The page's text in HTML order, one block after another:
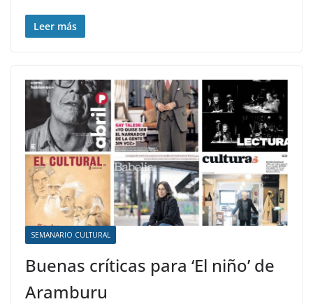
Leer más
SEMANARIO CULTURAL
Buenas críticas para ‘El niño’ de
Aramburu